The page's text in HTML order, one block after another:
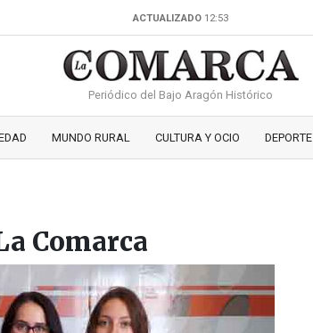
ACTUALIZADO 12:53
Periódico del Bajo Aragón Histórico
MUNDO RURAL CULTURA Y OCIO DEPORTE
Comarca